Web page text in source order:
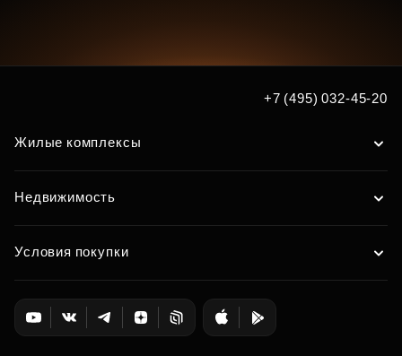
+7 (495) 032-45-20
Жилые комплексы
Недвижимость
Условия покупки